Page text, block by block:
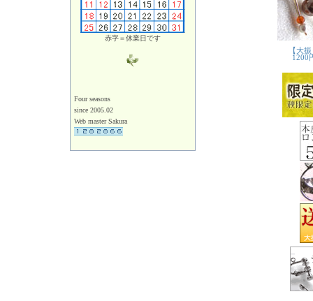
赤字＝休業日です
Four seasons
since 2005.02
Web master Sakura